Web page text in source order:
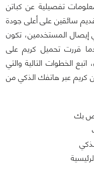
تفصيلية عن كباتن
سائقين على أعلى جودة
إيصال المستخدمين، تكون
قررت تحميل كريم على
الخطوات التالية والتي
عبر هاتفك الذكي من
بك